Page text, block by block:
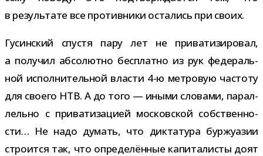
в резуль­тате все про­тив­ники оста­лись при своих.
Гусинский спу­стя пару лет не при­ва­ти­зи­ро­вал,
а полу­чил абсо­лютно бес­платно из рук феде­раль­
ной испол­ни­тель­ной вла­сти 4-​ю мет­ро­вую частоту
для сво­его НТВ. А до того — иными сло­вами, парал­
лельно с при­ва­ти­за­цией мос­ков­ской соб­ствен­но­
сти… Не надо думать, что дик­та­тура бур­жу­а­зии
стро­ится так, что опре­де­лён­ные капи­та­ли­сты доят